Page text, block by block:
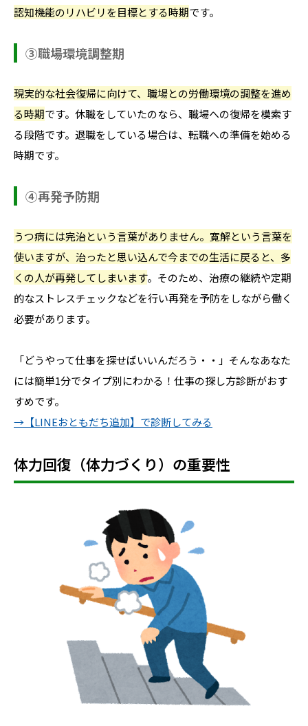
認知機能のリハビリを目標とする時期です。
③職場環境調整期
現実的な社会復帰に向けて、職場との労働環境の調整を進め
る時期です。休職をしていたのなら、職場への復帰を模索す
る段階です。退職をしている場合は、転職への準備を始める
時期です。
④再発予防期
うつ病には完治という言葉がありません。寛解という言葉を
使いますが、治ったと思い込んで今までの生活に戻ると、多
くの人が再発してしまいます。そのため、治療の継続や定期
的なストレスチェックなどを行い再発を予防をしながら働く
必要があります。
「どうやって仕事を探せばいいんだろう・・」そんなあなた
には簡単1分でタイプ別にわかる！仕事の探し方診断がおす
すめです。
→【LINEおともだち追加】で診断してみる
体力回復（体力づくり）の重要性